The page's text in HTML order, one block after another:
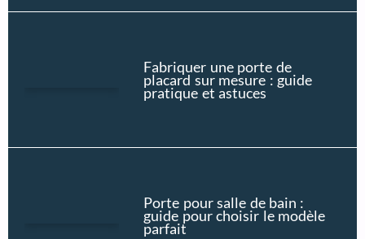
Fabriquer une porte de
placard sur mesure : guide
pratique et astuces
Porte pour salle de bain :
guide pour choisir le modèle
parfait